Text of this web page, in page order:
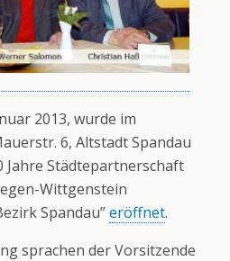
2013, wurde im
6, Altstadt Spandau
Jahre Städtepartnerschaft
Wittgenstein
Spandau”eröffnet.
sprachen der Vorsitzende